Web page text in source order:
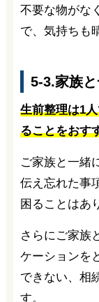
不要な物がな
で、気持ちも
5-3.家族
生前整理は1
ることをおす
ご家族と一緒
伝え忘れた事
困ることはあ
さらにご家族
ケーションを
できない、相
す。